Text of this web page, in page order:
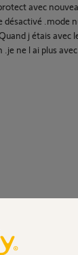
avec
désactivé .mode
j étais avec
ne l ai plus